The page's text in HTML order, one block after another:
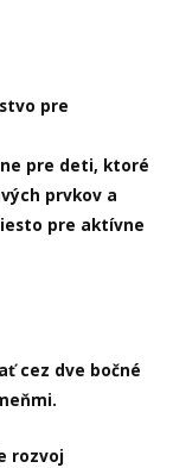
pre
pre deti, ktoré
prvkov a
pre aktívne
cez dve bočné
rozvoj